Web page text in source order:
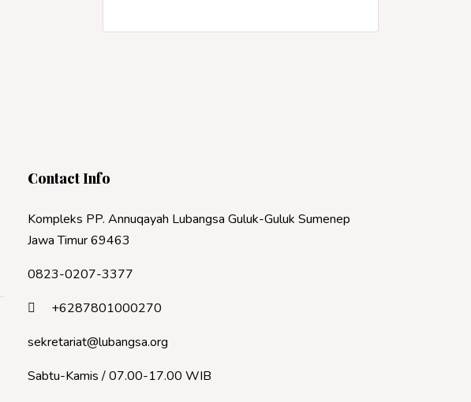
Contact Info
Kompleks PP. Annuqayah Lubangsa Guluk-Guluk Sumenep
Jawa Timur 69463
0823-0207-3377
+6287801000270
sekretariat@lubangsa.org
Sabtu-Kamis / 07.00-17.00 WIB